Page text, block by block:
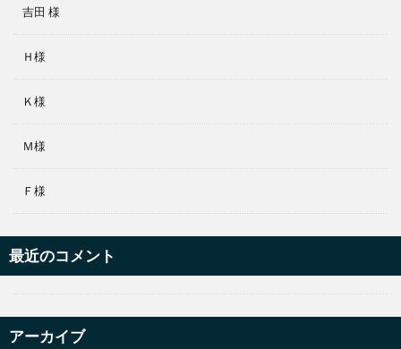
吉田 様
Ｈ様
Ｋ様
Ｍ様
Ｆ様
最近のコメント
アーカイブ